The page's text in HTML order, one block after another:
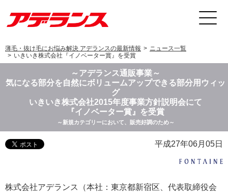
薄毛・抜け毛にお悩み解決 アデランスの最新情報
ニュース一覧
いきいき株式会社『イノベーター賞』を受賞
～アデランス通販事業～
気になる部分を自然にボリュームアップできる部分用ウィッ
グ
いきいき株式会社2015年度事業方針説明会にて
『イノベーター賞』を受賞
～新規カテゴリーにおいて、販売好調のため～
平成27年06月05日
株式会社アデランス（本社：東京都新宿区、代表取締役会